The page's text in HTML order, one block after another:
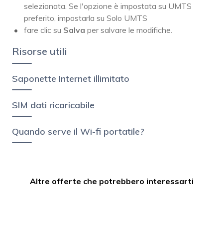
selezionata. Se l'opzione è impostata su UMTS
preferito, impostarla su Solo UMTS
fare clic su Salva per salvare le modifiche.
Risorse utili
Saponette Internet illimitato
SIM dati ricaricabile
Quando serve il Wi-fi portatile?
Altre offerte che potrebbero interessarti